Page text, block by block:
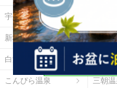
宇奈月温泉
新穂高温泉 城崎
白浜温泉 勝浦温
こんぴら温泉 三朝温